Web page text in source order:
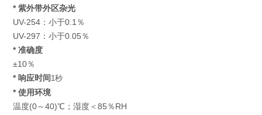
* 紫外带外区杂光
UV-254：小于0.1％
UV-297：小于0.05％
* 准确度
±10％
* 响应时间 1秒
* 使用环境
温度(0～40)℃；湿度＜85％RH